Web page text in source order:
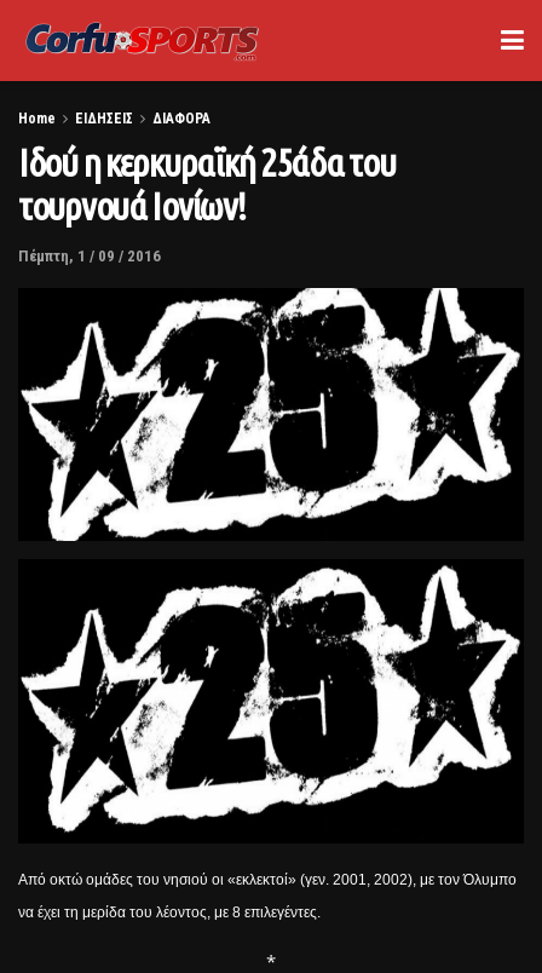
Home ΕΙΔΗΣΕΙΣ ΔΙΑΦΟΡΑ
Ιδού η κερκυραϊκή 25άδα του
τουρνουά Ιονίων!
Πέμπτη, 1 / 09 / 2016
Από οκτώ ομάδες του νησιού οι «εκλεκτοί» (γεν. 2001, 2002), με τον Όλυμπο
να έχει τη μερίδα του λέοντος, με 8 επιλεγέντες.
*